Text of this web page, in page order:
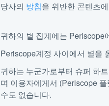
당사의 방침을 위반한 콘텐츠
귀하의 별 집계에는 Periscope
Periscope계정 사이에서 별을
귀하는 누군가로부터 슈퍼 하
며 이용자에게서 (Periscope
수도 없습니다.